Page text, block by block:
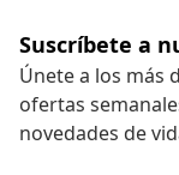
Suscríbete a
Únete a los más
ofertas
novedades de